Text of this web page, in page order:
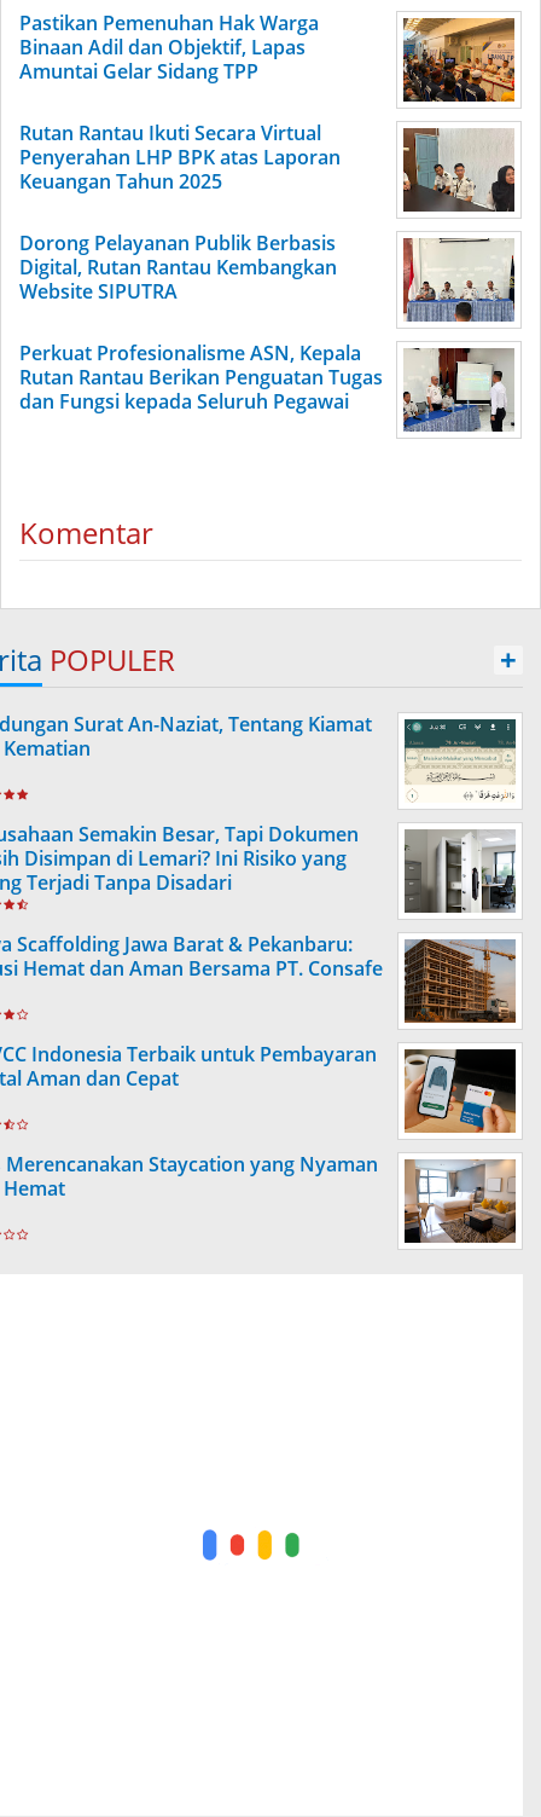
Pastikan Pemenuhan Hak Warga
Binaan Adil dan Objektif, Lapas
Amuntai Gelar Sidang TPP
Rutan Rantau Ikuti Secara Virtual
Penyerahan LHP BPK atas Laporan
Keuangan Tahun 2025
Dorong Pelayanan Publik Berbasis
Digital, Rutan Rantau Kembangkan
Website SIPUTRA
Perkuat Profesionalisme ASN, Kepala
Rutan Rantau Berikan Penguatan Tugas
dan Fungsi kepada Seluruh Pegawai
Komentar
POPULER +
Surat An-Naziat, Tentang Kiamat
Semakin Besar, Tapi Dokumen
Disimpan di Lemari? Ini Risiko yang
Terjadi Tanpa Disadari
Scaffolding Jawa Barat & Pekanbaru:
Hemat dan Aman Bersama PT. Consafe
Indonesia Terbaik untuk Pembayaran
Aman dan Cepat
Merencanakan Staycation yang Nyaman